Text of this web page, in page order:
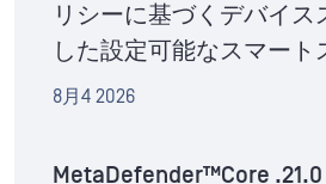
リシーに基づくデバイス
した設定可能なスマート
8月4 2026
MetaDefender™Core